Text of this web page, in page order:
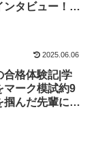
ンタビュー！大
2025.06.06
合格体験記|学
マーク模試約9
掴んだ先輩にイ